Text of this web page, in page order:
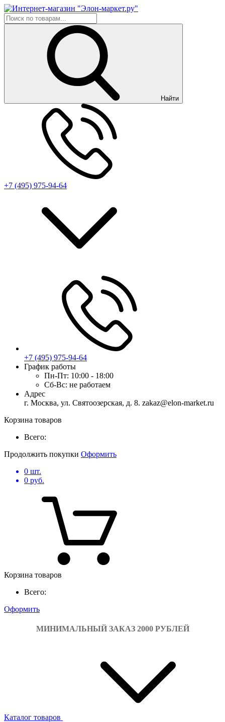
Найти
+7 (495) 975-94-64
+7 (495) 975-94-64
График работы
Пн-Пт: 10:00 - 18:00
Сб-Вс: не работаем
Адрес
г. Москва, ул. Святоозерская, д. 8. zakaz@elon-market.ru
Корзина товаров
Всего:
Продолжить покупки Оформить
0 шт.
0 руб.
Корзина товаров
Всего:
Оформить
МИНИМАЛЬНЫЙ ЗАКАЗ 2000 РУБЛЕЙ
Каталог товаров